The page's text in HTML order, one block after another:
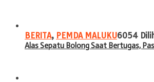
BERITA, PEMDA MALUKU6054
Alas Sepatu Bolong Saat Bertugas,